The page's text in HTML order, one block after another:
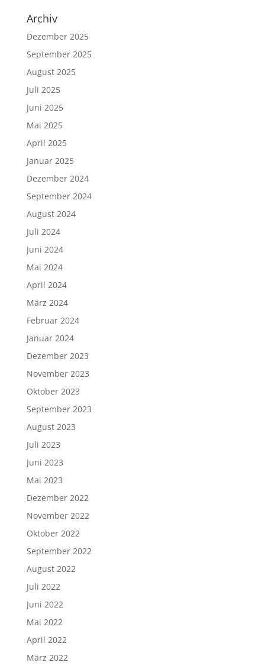
Archiv
Dezember 2025
September 2025
August 2025
Juli 2025
Juni 2025
Mai 2025
April 2025
Januar 2025
Dezember 2024
September 2024
August 2024
Juli 2024
Juni 2024
Mai 2024
April 2024
März 2024
Februar 2024
Januar 2024
Dezember 2023
November 2023
Oktober 2023
September 2023
August 2023
Juli 2023
Juni 2023
Mai 2023
Dezember 2022
November 2022
Oktober 2022
September 2022
August 2022
Juli 2022
Juni 2022
Mai 2022
April 2022
März 2022